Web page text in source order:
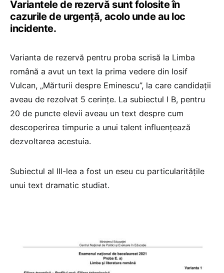
Variantele de rezervă sunt folosite în
cazurile de urgență, acolo unde au loc
incidente.
Varianta de rezervă pentru proba scrisă la Limba
română a avut un text la prima vedere din Iosif
Vulcan, „Mărturii despre Eminescu”, la care candidații
aveau de rezolvat 5 cerințe. La subiectul I B, pentru
20 de puncte elevii aveau un text despre cum
descoperirea timpurie a unui talent influențează
dezvoltarea acestuia.
Subiectul al III-lea a fost un eseu cu particularitățile
unui text dramatic studiat.